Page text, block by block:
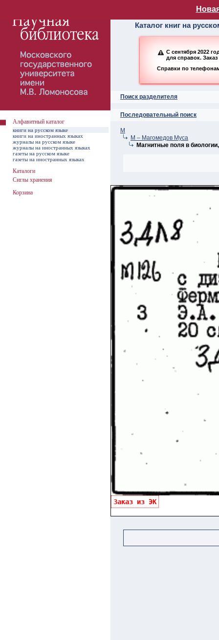
Алфавитный
Каталог книг на
С сентября 2022
для справок.
Справки по
Поиск разделителя
Последовательный поиск
М
М – Магомедов Муса
Магнитные поля в
Заказ из ЭК
Алфавитный каталог
книги на русском языке
книги на иностранных языках
журналы на русском языке
журналы на иностранных языках
газеты на русском языке
газеты на иностранных языках
Каталоги
Сиглы хранения
Корзина